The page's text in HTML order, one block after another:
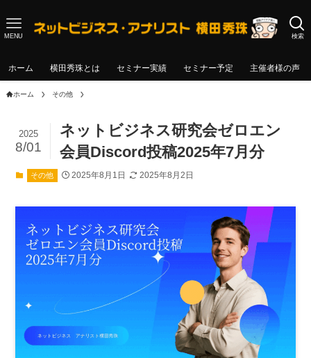
検索
MENU
ホーム 横田秀珠とは セミナー実績 セミナー予定 主催者様の声
ホーム その他
ネットビジネス研究会ゼロエン
会員Discord投稿2025年7月分
2025
8/01
その他 2025年8月1日 2025年8月2日